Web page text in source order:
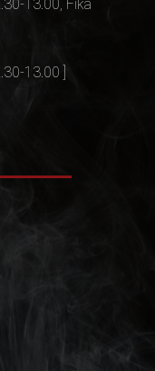
13.00, Fika
13.00 ]